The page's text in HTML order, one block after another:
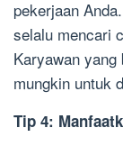
pekerjaan
selalu mencari
Karyawan
mungkin untuk
Tip 4: